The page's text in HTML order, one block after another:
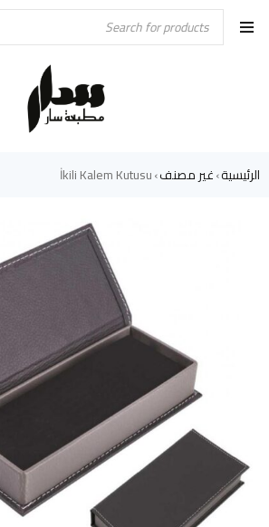
الرئيسية›غير مصنف›
İkili Kalem Kutusu